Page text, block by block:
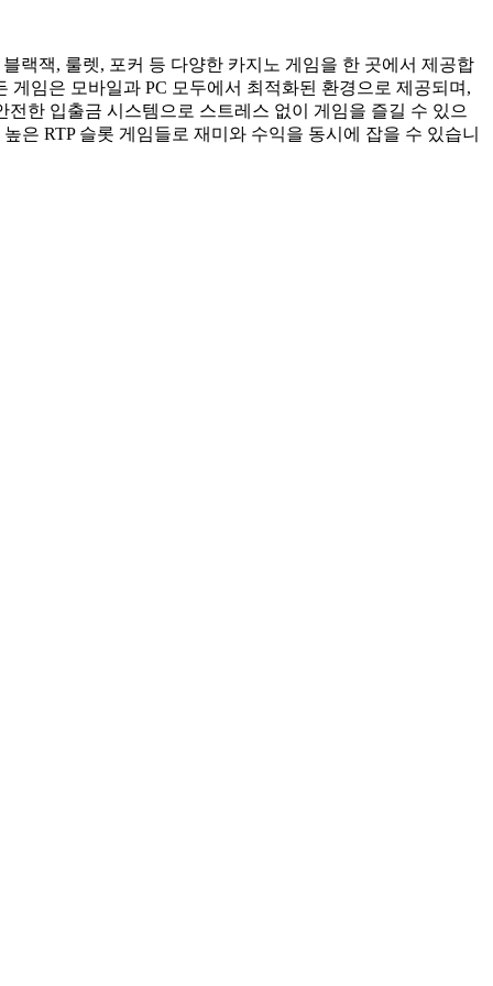
랙잭, 룰렛, 포커 등 다양한 카지노 게임을 한 곳에서 제공합
임은 모바일과 PC 모두에서 최적화된 환경으로 제공되며,
한 입출금 시스템으로 스트레스 없이 게임을 즐길 수 있으
은 RTP 슬롯 게임들로 재미와 수익을 동시에 잡을 수 있습니